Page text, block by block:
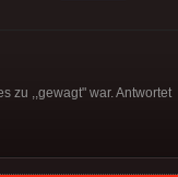
zu ,,gewagt" war. Antwortet